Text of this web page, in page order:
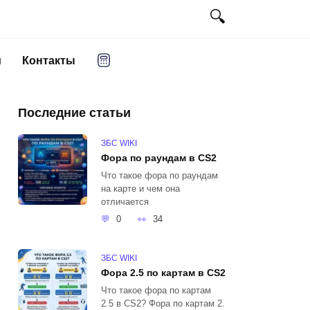
Контакты
Последние статьи
ЗБС WIKI
Фора по раундам в CS2
Что такое фора по раундам
на карте и чем она
отличается
0
34
ЗБС WIKI
Фора 2.5 по картам в CS2
Что такое фора по картам
2.5 в CS2? Фора по картам 2.